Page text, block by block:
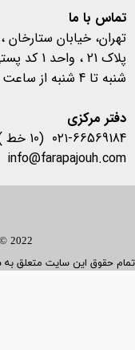
تماس با ما
تهران، خیابان ستارخان
پلاک 21 ، واحد 1 کد پستی : 1457676571
شنبه تا 4 شنبه از ساعت 8 تا 17
​​​​​​​دفتر مرکزی
۰۲۱-66569184 (10 خط )
info@farapajouh.com
2022